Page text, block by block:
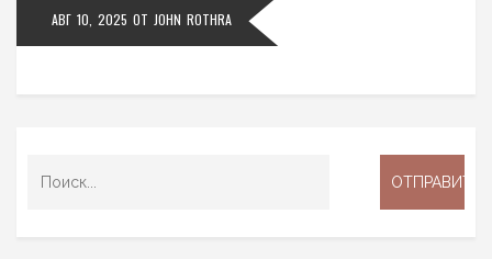
АВГ 10, 2025 ОТ JOHN ROTHRA